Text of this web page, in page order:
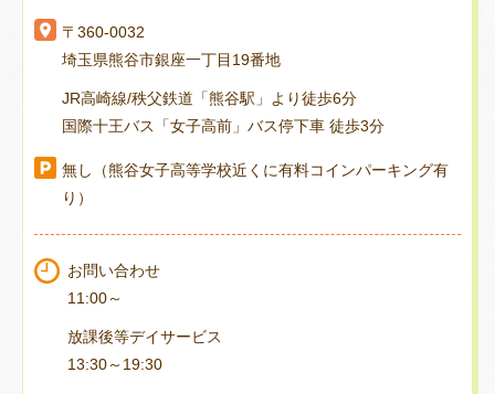
〒360-0032
埼玉県熊谷市銀座一丁目19番地
JR高崎線/秩父鉄道「熊谷駅」より徒歩6分
国際十王バス「女子高前」バス停下車 徒歩3分
無し（熊谷女子高等学校近くに有料コインパーキング有
り）
お問い合わせ
11:00～
放課後等デイサービス
13:30～19:30